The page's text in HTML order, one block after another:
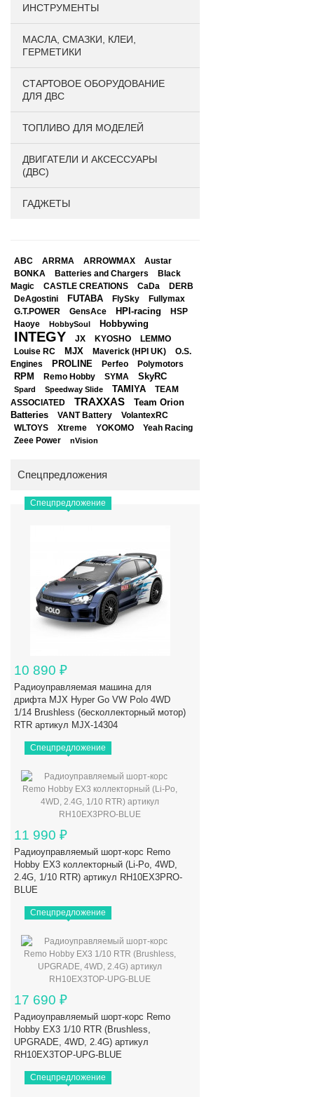
ИНСТРУМЕНТЫ
МАСЛА, СМАЗКИ, КЛЕИ,
ГЕРМЕТИКИ
СТАРТОВОЕ ОБОРУДОВАНИЕ
ДЛЯ ДВС
ТОПЛИВО ДЛЯ МОДЕЛЕЙ
ДВИГАТЕЛИ И АКСЕССУАРЫ
(ДВС)
ГАДЖЕТЫ
ABC ARRMA ARROWMAX Austar
BONKA Batteries and Chargers
Black
Magic
CASTLE CREATIONS CaDa DERB
DeAgostini FUTABA FlySky Fullymax
G.T.POWER GensAce HPI-racing
HSP
Haoye
HobbySoul Hobbywing
INTEGY JX KYOSHO
LEMMO
Louise RC
MJX Maverick (HPI UK)
O.S.
Engines
PROLINE Perfeo Polymotors
RPM Remo Hobby SYMA SkyRC
Spard Speedway Slide TAMIYA
TEAM
ASSOCIATED
TRAXXAS
Team Orion
Batteries
VANT Battery VolantexRC
WLTOYS Xtreme YOKOMO Yeah Racing
Zeee Power nVision
Спецпредложения
Спецпредложение
10 890 ₽
Радиоуправляемая машина для
дрифта MJX Hyper Go VW Polo 4WD
1/14 Brushless (бесколлекторный мотор)
RTR артикул MJX-14304
Спецпредложение
11 990 ₽
Радиоуправляемый шорт-корс Remo
Hobby EX3 коллекторный (Li-Po, 4WD,
2.4G, 1/10 RTR) артикул RH10EX3PRO-
BLUE
Спецпредложение
17 690 ₽
Радиоуправляемый шорт-корс Remo
Hobby EX3 1/10 RTR (Brushless,
UPGRADE, 4WD, 2.4G) артикул
RH10EX3TOP-UPG-BLUE
Спецпредложение